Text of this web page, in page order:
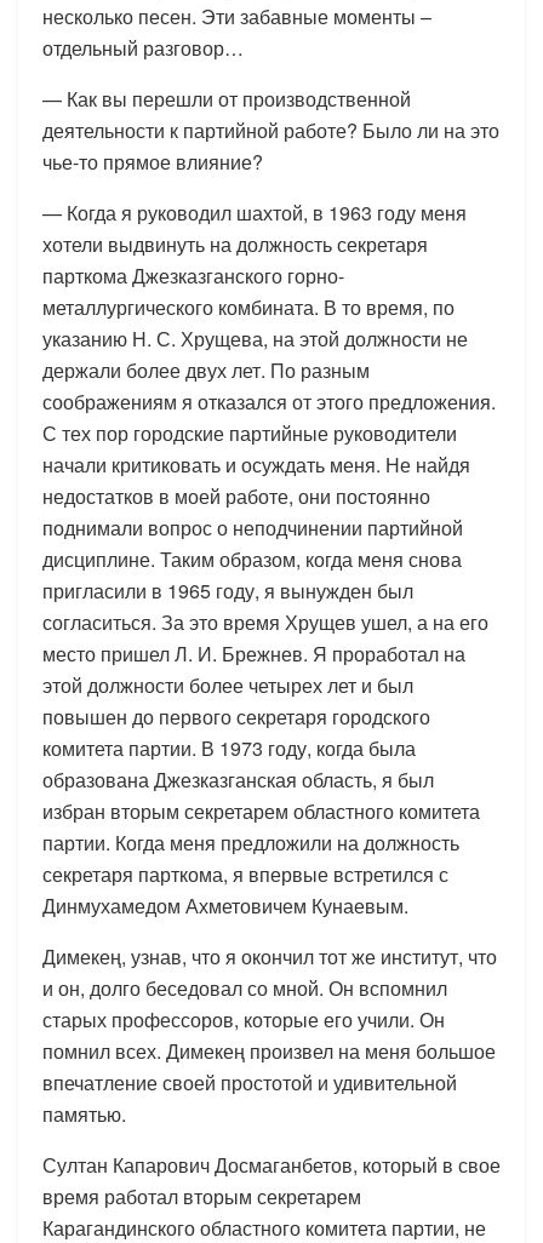
несколько песен. Эти забавные моменты –
отдельный разговор…
— Как вы перешли от производственной
деятельности к партийной работе? Было ли на это
чье-то прямое влияние?
— Когда я руководил шахтой, в 1963 году меня
хотели выдвинуть на должность секретаря
парткома Джезказганского горно-
металлургического комбината. В то время, по
указанию Н. С. Хрущева, на этой должности не
держали более двух лет. По разным
соображениям я отказался от этого предложения.
С тех пор городские партийные руководители
начали критиковать и осуждать меня. Не найдя
недостатков в моей работе, они постоянно
поднимали вопрос о неподчинении партийной
дисциплине. Таким образом, когда меня снова
пригласили в 1965 году, я вынужден был
согласиться. За это время Хрущев ушел, а на его
место пришел Л. И. Брежнев. Я проработал на
этой должности более четырех лет и был
повышен до первого секретаря городского
комитета партии. В 1973 году, когда была
образована Джезказганская область, я был
избран вторым секретарем областного комитета
партии. Когда меня предложили на должность
секретаря парткома, я впервые встретился с
Динмухамедом Ахметовичем Кунаевым.
Димекең, узнав, что я окончил тот же институт, что
и он, долго беседовал со мной. Он вспомнил
старых профессоров, которые его учили. Он
помнил всех. Димекең произвел на меня большое
впечатление своей простотой и удивительной
памятью.
Султан Капарович Досмаганбетов, который в свое
время работал вторым секретарем
Карагандинского областного комитета партии, не